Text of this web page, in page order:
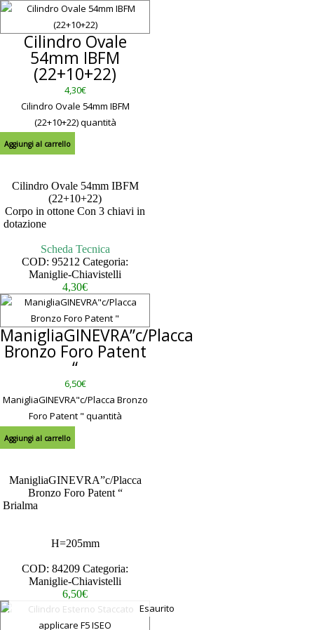
Cilindro Ovale
54mm IBFM
(22+10+22)
4,30€
Cilindro Ovale 54mm IBFM
(22+10+22) quantità
Aggiungi al carrello
Cilindro Ovale 54mm IBFM
(22+10+22)
Corpo in ottone Con 3 chiavi in
dotazione
Scheda Tecnica
COD: 95212 Categoria:
Maniglie-Chiavistelli
4,30€
ManigliaGINEVRA”c/Placca
Bronzo Foro Patent
“
6,50€
ManigliaGINEVRA"c/Placca Bronzo
Foro Patent " quantità
Aggiungi al carrello
ManigliaGINEVRA”c/Placca
Bronzo Foro Patent “
Brialma
H=205mm
COD: 84209 Categoria:
Maniglie-Chiavistelli
6,50€
Esaurito